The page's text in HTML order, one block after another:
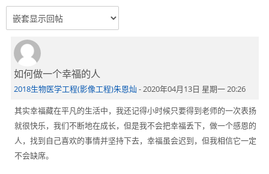
使用帮助
简体中文 ‎(zh_cn)‎
索
课
程
如何做一个幸福的人
2018生物医学工程(影像工程)朱恩灿 -2020年04月13日 星期一 20:26
回
帖
0
其实幸福藏在平凡的生活中，我还记得小时候只要得到老师的一次表扬
就很快乐，我们不断地在成长，但是我不会把幸福丢下，做一个感恩的
人，找到自己喜欢的事情并坚持下去，幸福虽会迟到，但我相信它一定
不会缺席。